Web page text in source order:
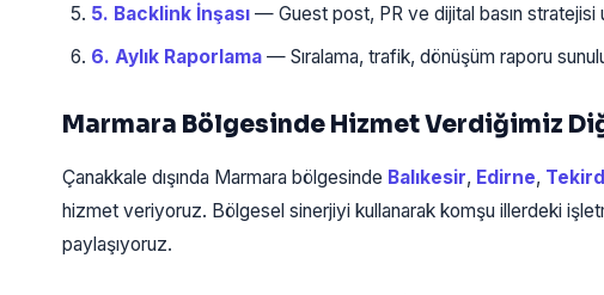
5. Backlink İnşası — Guest post, PR ve dijital basın stratejisi
6. Aylık Raporlama — Sıralama, trafik, dönüşüm raporu
Marmara Bölgesinde Hizmet Verdiğimiz
Çanakkale dışında Marmara bölgesinde Balıkesir, Edirne,
hizmet veriyoruz. Bölgesel sinerjiyi kullanarak komşu illerdeki
paylaşıyoruz.